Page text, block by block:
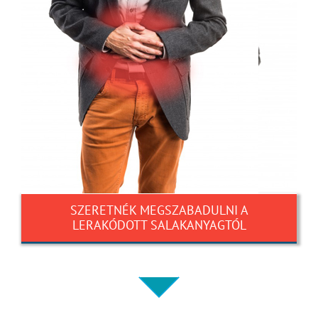
SZERETNÉK MEGSZABADULNI A
LERAKÓDOTT SALAKANYAGTÓL